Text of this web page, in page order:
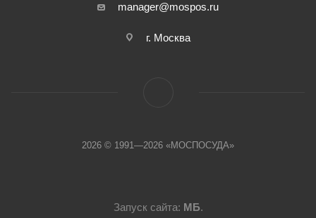
manager@mospos.ru
г. Москва
2026 © 1991—2026 «МОСПОСУДА»
Запуск сайта: МБ.